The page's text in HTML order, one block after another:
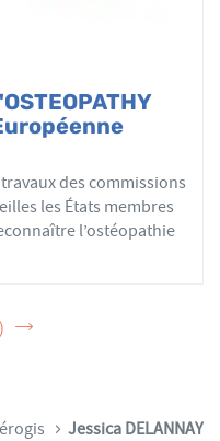
des commissions
les États membres
l’ostéopathie
Jessica DELANNAY